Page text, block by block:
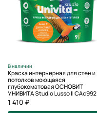
В наличии
Краска интерьерная для стен и
потолков моющаяся
глубокоматовая ОСНОВИТ
УНИВИТА Studio Lusso II САс992
СМ3 Цвет оливковый (0,9 л)
1 410 ₽